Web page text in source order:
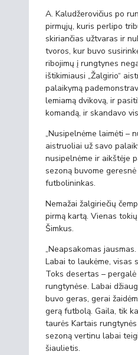
A. Kaludžerovičius po
pirmųjų, kuris perlipo
skiriančias užtvaras ir
tvoros, kur buvo
ribojimų į rungtynes
ištikimiausi „Žalgirio“
palaikymą
lemiamą dvikovą, ir
komandą, ir skandavo
„Nusipelnėme laimėti –
aistruoliai už savo
nusipelnėme ir aikštėje
sezoną buvome
futbolininkas.
Nemažai žalgiriečių
pirmą kartą. Vienas
Šimkus.
„Neapsakomas
Labai to laukėme, visas
Toks desertas –
rungtynėse. Labai
buvo geras, gerai
gerą futbolą. Gaila, tik
taurės Kartais
sezoną vertinu labai
šiaulietis.